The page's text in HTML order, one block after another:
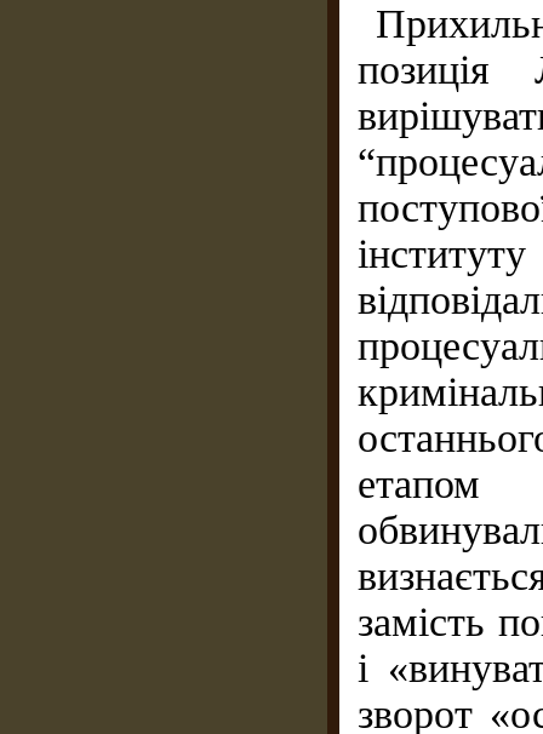
етапом
замість
і
зворот